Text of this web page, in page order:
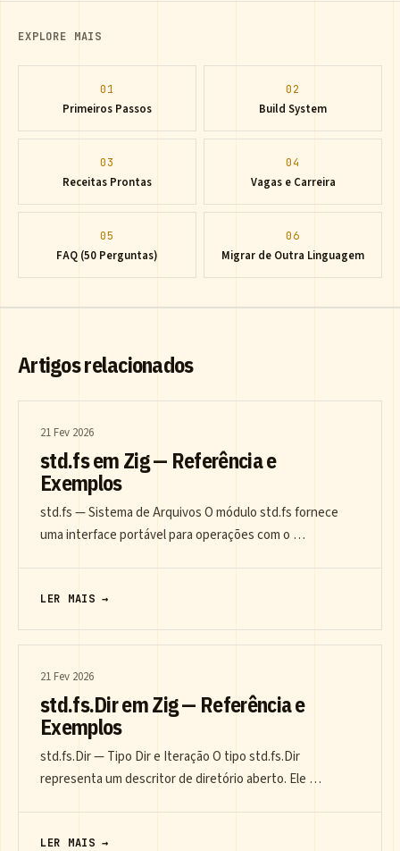
EXPLORE MAIS
01
Primeiros Passos
02
Build System
03
Receitas Prontas
04
Vagas e Carreira
05
FAQ (50 Perguntas)
06
Migrar de Outra Linguagem
Artigos relacionados
21 Fev 2026
std.fs em Zig — Referência e
Exemplos
std.fs — Sistema de Arquivos O módulo std.fs fornece
uma interface portável para operações com o …
LER MAIS →
21 Fev 2026
std.fs.Dir em Zig — Referência e
Exemplos
std.fs.Dir — Tipo Dir e Iteração O tipo std.fs.Dir
representa um descritor de diretório aberto. Ele …
LER MAIS →